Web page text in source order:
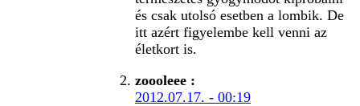
és csak utolsó esetben a lombik. De
itt azért figyelembe kell venni az
életkort is.
zoooleee :
2012.07.17. - 00:19